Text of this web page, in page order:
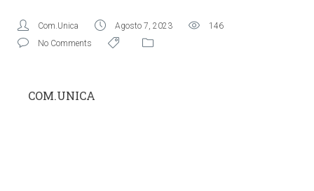
Com.Unica Agosto 7, 2023
146
No Comments
COM.UNICA